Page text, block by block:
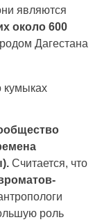
являются
около 600
Дагестана
Считается, что
роль